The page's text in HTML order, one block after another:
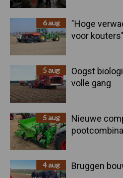
6 aug
"Hoge
voor kouters"
5 aug
Oogst
volle gang
5 aug
Nieuwe
4 aug Bruggen